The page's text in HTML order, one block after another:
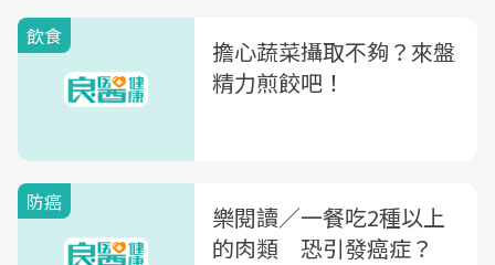
飲食
擔心蔬菜攝取不夠？來盤
精力煎餃吧！
防癌
樂閱讀／一餐吃2種以上
的肉類 恐引發癌症？